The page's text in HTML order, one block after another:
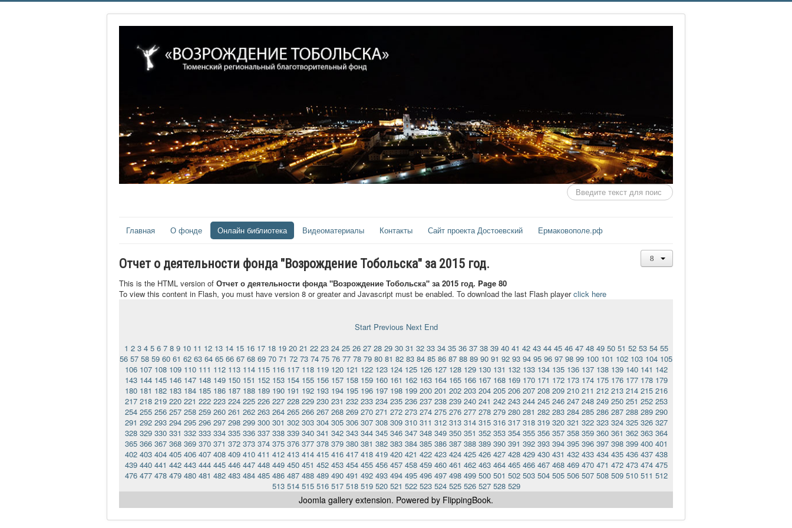
Искать...
Главная О фонде Онлайн библиотека Видеоматериалы Контакты Сайт проекта Достоевский Ермаковополе.рф
Отчет о деятельности фонда "Возрождение Тобольска" за 2015 год.
This is the HTML version of Отчет о деятельности фонда "Возрождение Тобольска" за 2015 год. Page 80
To view this content in Flash, you must have version 8 or greater and Javascript must be enabled. To download the last Flash playerclick here
Start Previous Next End
1 2 3 4 5 6 7 8 9 10 11 12 13 14 15 16 17 18 19 20 21 22 23 24 25 26 27 28 29 30 31 32 33 34 35 36 37 38 39 40 41 42 43 44 45 46 47 48 49 50 51 52 53 54 55
56 57 58 59 60 61 62 63 64 65 66 67 68 69 70 71 72 73 74 75 76 77 78 79 80 81 82 83 84 85 86 87 88 89 90 91 92 93 94 95 96 97 98 99 100 101 102 103 104 105
106 107 108 109 110 111 112 113 114 115 116 117 118 119 120 121 122 123 124 125 126 127 128 129 130 131 132 133 134 135 136 137 138 139 140 141 142
143 144 145 146 147 148 149 150 151 152 153 154 155 156 157 158 159 160 161 162 163 164 165 166 167 168 169 170 171 172 173 174 175 176 177 178 179
180 181 182 183 184 185 186 187 188 189 190 191 192 193 194 195 196 197 198 199 200 201 202 203 204 205 206 207 208 209 210 211 212 213 214 215 216
217 218 219 220 221 222 223 224 225 226 227 228 229 230 231 232 233 234 235 236 237 238 239 240 241 242 243 244 245 246 247 248 249 250 251 252 253
254 255 256 257 258 259 260 261 262 263 264 265 266 267 268 269 270 271 272 273 274 275 276 277 278 279 280 281 282 283 284 285 286 287 288 289 290
291 292 293 294 295 296 297 298 299 300 301 302 303 304 305 306 307 308 309 310 311 312 313 314 315 316 317 318 319 320 321 322 323 324 325 326 327
328 329 330 331 332 333 334 335 336 337 338 339 340 341 342 343 344 345 346 347 348 349 350 351 352 353 354 355 356 357 358 359 360 361 362 363 364
365 366 367 368 369 370 371 372 373 374 375 376 377 378 379 380 381 382 383 384 385 386 387 388 389 390 391 392 393 394 395 396 397 398 399 400 401
402 403 404 405 406 407 408 409 410 411 412 413 414 415 416 417 418 419 420 421 422 423 424 425 426 427 428 429 430 431 432 433 434 435 436 437 438
439 440 441 442 443 444 445 446 447 448 449 450 451 452 453 454 455 456 457 458 459 460 461 462 463 464 465 466 467 468 469 470 471 472 473 474 475
476 477 478 479 480 481 482 483 484 485 486 487 488 489 490 491 492 493 494 495 496 497 498 499 500 501 502 503 504 505 506 507 508 509 510 511 512
513 514 515 516 517 518 519 520 521 522 523 524 525 526 527 528 529
Joomla gallery extension. Powered by FlippingBook.